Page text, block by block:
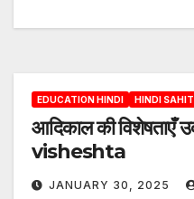
EDUCATION HINDI HINDI
आदिकाल की
visheshta
JANUARY 30, 2025